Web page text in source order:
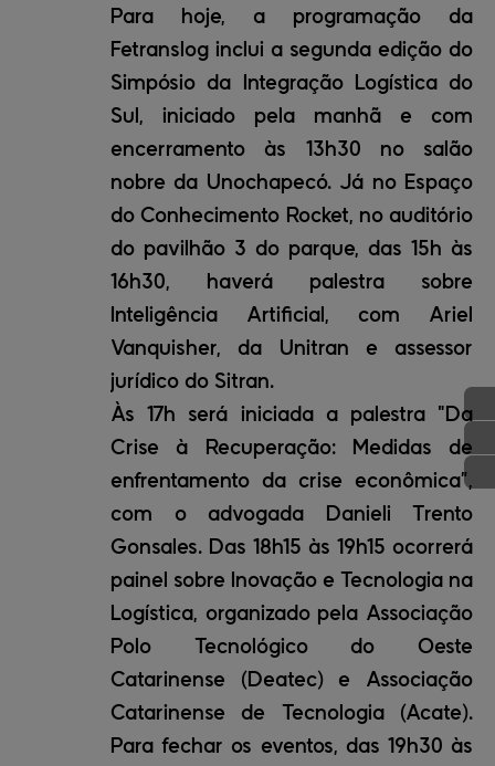
Para hoje, a programação da
Fetranslog inclui a segunda edição do
Simpósio da Integração Logística do
Sul, iniciado pela manhã e com
encerramento às 13h30 no salão
nobre da Unochapecó. Já no Espaço
do Conhecimento Rocket, no auditório
do pavilhão 3 do parque, das 15h às
16h30, haverá palestra sobre
Inteligência Artificial, com Ariel
Vanquisher, da Unitran e assessor
jurídico do Sitran.
Às 17h será iniciada a palestra "Da
Crise à Recuperação: Medidas de
enfrentamento da crise econômica”,
com o advogada Danieli Trento
Gonsales. Das 18h15 às 19h15 ocorrerá
painel sobre Inovação e Tecnologia na
Logística, organizado pela Associação
Polo Tecnológico do Oeste
Catarinense (Deatec) e Associação
Catarinense de Tecnologia (Acate).
Para fechar os eventos, das 19h30 às